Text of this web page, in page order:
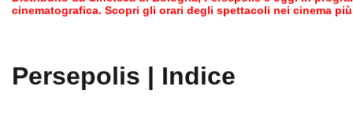
cinematografica. Scopri gli orari degli spettacoli nei cinema
Persepolis | Indice